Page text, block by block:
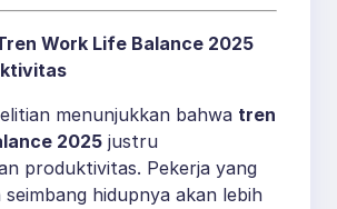
Work Life Balance 2025
menunjukkan bahwa tren
2025 justru
produktivitas. Pekerja yang
seimbang hidupnya akan lebih